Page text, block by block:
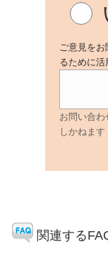
ご意見をお
るために活
お問い合
しかねます
関連する